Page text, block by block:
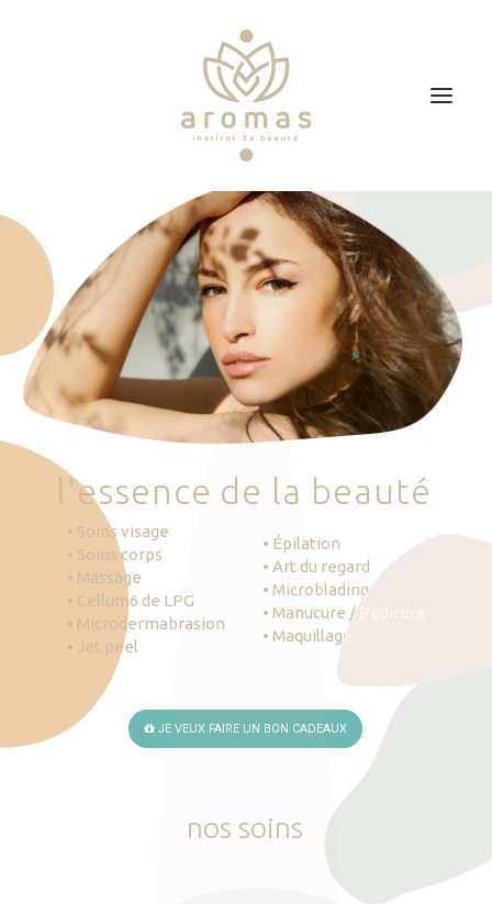
Soins
Je veux faire un bon cadeau
Plan d’accès
Prendre RDV
'essence de la beauté
• Soins visage
• Soins corps
• Massage
• Cellum6 de LPG
• Microdermabrasion
• Jet peel
• Épilation
• Art du regard
• Microblading
• Manucure / Pédicure
• Maquillage
JE VEUX FAIRE UN BON CADEAUX
nos soins